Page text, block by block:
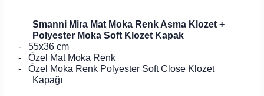
Smanni Mira Mat Moka Renk Asma Klozet +
Polyester Moka Soft Klozet Kapak
-
55x36 cm
-
Özel Mat Moka Renk
-
Özel Moka Renk Polyester Soft Close Klozet
Kapağı